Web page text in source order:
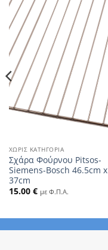
ΧΩΡΊΣ ΚΑΤΗΓΟΡΊΑ
Σχάρα Φούρνου Pitsos-
Siemens-Bosch 46.5cm x
37cm
15.00 € με Φ.Π.Α.